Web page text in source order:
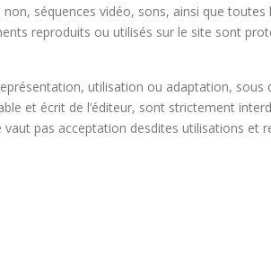
séquences vidéo, sons, ainsi que
reproduits ou utilisés sur le site sont
utilisation ou adaptation, sous
et écrit de l’éditeur, sont strictement
pas acceptation desdites utilisations et